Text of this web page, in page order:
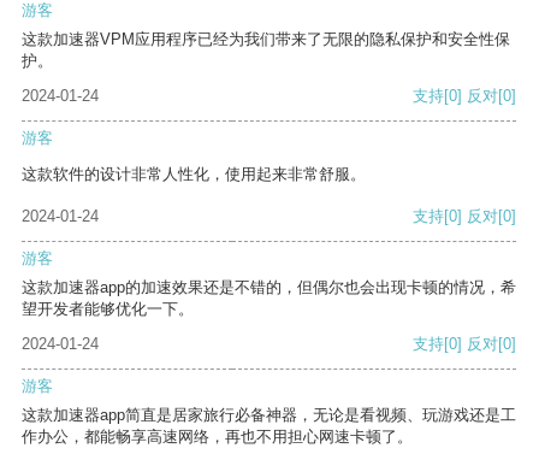
游客
这款加速器VPM应用程序已经为我们带来了无限的隐私保护和安全性保
护。
2024-01-24
支持[0] 反对[0]
游客
这款软件的设计非常人性化，使用起来非常舒服。
2024-01-24 支持[0] 反对[0]
游客
这款加速器app的加速效果还是不错的，但偶尔也会出现卡顿的情况，希
望开发者能够优化一下。
2024-01-24
支持[0] 反对[0]
游客
这款加速器app简直是居家旅行必备神器，无论是看视频、玩游戏还是工
作办公，都能畅享高速网络，再也不用担心网速卡顿了。